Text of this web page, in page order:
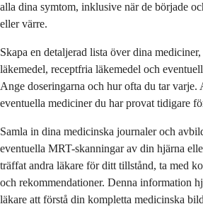
alla dina symtom, inklusive när de började
eller värre.
Skapa en detaljerad lista över dina
läkemedel, receptfria läkemedel och
Ange doseringarna och hur ofta du tar varje.
eventuella mediciner du har provat tidigare
Samla in dina medicinska journaler och
eventuella MRT-skanningar av din hjärna
träffat andra läkare för ditt tillstånd, ta med
och rekommendationer. Denna information
läkare att förstå din kompletta medicinska